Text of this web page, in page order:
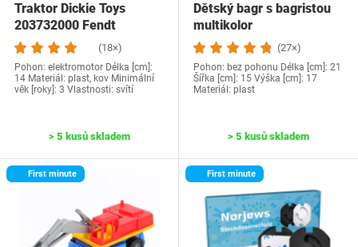
Traktor Dickie Toys
203732000 Fendt
(18×)
Pohon: elektromotor Délka [cm]:
14 Materiál: plast, kov Minimální
věk [roky]: 3 Vlastnosti: svítí
> 5 kusů skladem
Dětský bagr s bagristou
multikolor
(27×)
Pohon: bez pohonu Délka [cm]: 21
Šířka [cm]: 15 Výška [cm]: 17
Materiál: plast
> 5 kusů skladem
First minute First minute